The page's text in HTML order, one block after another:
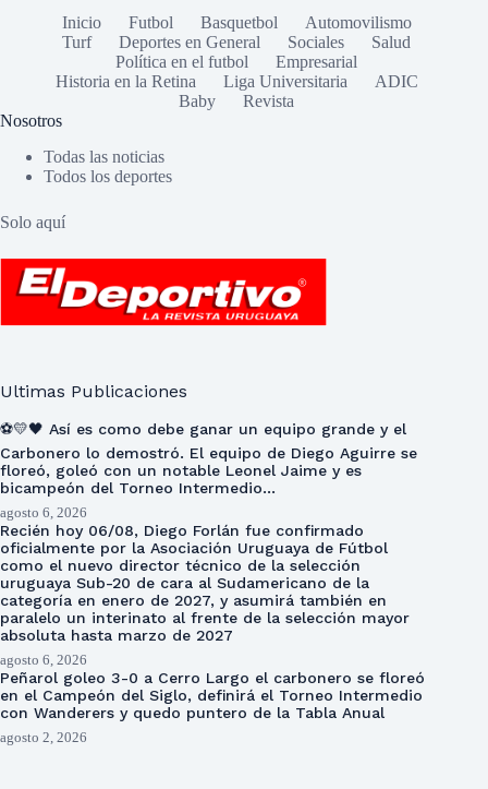
Inicio Futbol Basquetbol
Automovilismo
Turf
Deportes en General Sociales
Salud
Política en el futbol
Empresarial
Historia en la Retina
Liga Universitaria
ADIC
Baby
Revista
Nosotros
Todas las noticias
Todos los deportes
Solo aquí
Ultimas Publicaciones
⚽💛🖤 Así es como debe ganar un equipo grande y el
Carbonero lo demostró. El equipo de Diego Aguirre se
floreó, goleó con un notable Leonel Jaime y es
bicampeón del Torneo Intermedio…
agosto 6, 2026
Recién hoy 06/08, Diego Forlán fue confirmado
oficialmente por la Asociación Uruguaya de Fútbol
como el nuevo director técnico de la selección
uruguaya Sub-20 de cara al Sudamericano de la
categoría en enero de 2027, y asumirá también en
paralelo un interinato al frente de la selección mayor
absoluta hasta marzo de 2027
agosto 6, 2026
Peñarol goleo 3-0 a Cerro Largo el carbonero se floreó
en el Campeón del Siglo, definirá el Torneo Intermedio
con Wanderers y quedo puntero de la Tabla Anual
agosto 2, 2026